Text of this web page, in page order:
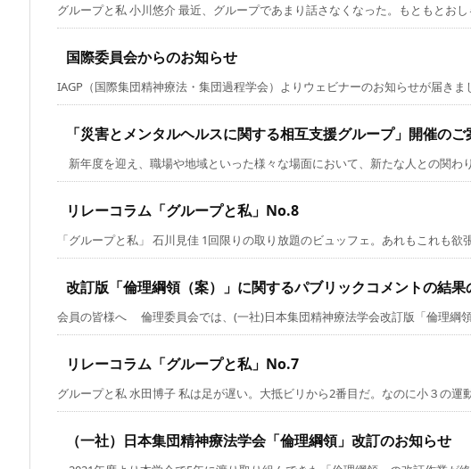
グループと私 小川悠介 最近、グループであまり話さなくなった。もともとおし
国際委員会からのお知らせ
IAGP（国際集団精神療法・集団過程学会）よりウェビナーのお知らせが届きま
「災害とメンタルヘルスに関する相互支援グループ」開催のご
新年度を迎え、職場や地域といった様々な場面において、新たな人との関わ
リレーコラム「グループと私」No.8
「グループと私」 石川見佳 1回限りの取り放題のビュッフェ。あれもこれも欲
改訂版「倫理綱領（案）」に関するパブリックコメントの結果
会員の皆様へ 倫理委員会では、(一社)日本集団精神療法学会改訂版「倫理綱
リレーコラム「グループと私」No.7
グループと私 水田博子 私は足が遅い。大抵ビリから2番目だ。なのに小３の運
（一社）日本集団精神療法学会「倫理綱領」改訂のお知らせ